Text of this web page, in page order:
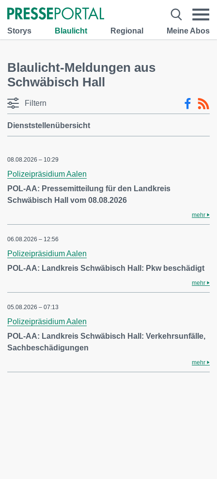
Storys Blaulicht Regional Meine Abos
Blaulicht-Meldungen aus
Schwäbisch Hall
Filtern
Dienststellenübersicht
08.08.2026 – 10:29
Polizeipräsidium Aalen
POL-AA: Pressemitteilung für den Landkreis
Schwäbisch Hall vom 08.08.2026
mehr
06.08.2026 – 12:56
Polizeipräsidium Aalen
POL-AA: Landkreis Schwäbisch Hall: Pkw beschädigt
mehr
05.08.2026 – 07:13
Polizeipräsidium Aalen
POL-AA: Landkreis Schwäbisch Hall: Verkehrsunfälle,
Sachbeschädigungen
mehr